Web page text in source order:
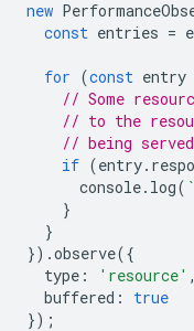
new
const entries =
for (const entry
// Some
// to the
// being
if (entry.
console. log(
}
}
}).observe({
type : 'resource' ,
buffered :
true
});